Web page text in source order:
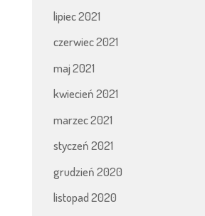
lipiec 2021
czerwiec 2021
maj 2021
kwiecień 2021
marzec 2021
styczeń 2021
grudzień 2020
listopad 2020